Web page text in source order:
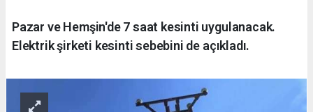
Pazar ve Hemşin'de 7 saat kesinti uygulanacak.
Elektrik şirketi kesinti sebebini de açıkladı.